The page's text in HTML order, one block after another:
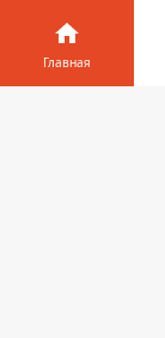
Деньги
Главная